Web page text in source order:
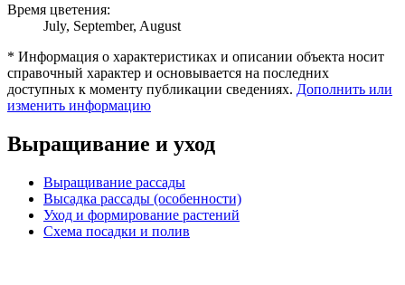
Время цветения:
July, September, August
* Информация о характеристиках и описании объекта носит
справочный характер и основывается на последних
доступных к моменту публикации сведениях. Дополнить или
изменить информацию
Выращивание и уход
Выращивание рассады
Высадка рассады (особенности)
Уход и формирование растений
Схема посадки и полив